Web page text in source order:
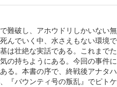
破し、アホウドリしかいない
んでいく中、水さえもない環境
は壮絶な実話である。これまで
の持ちようにある。今回の事件
る。本書の序で、終戦後アナタ
『バウンティ号の叛乱』でピト